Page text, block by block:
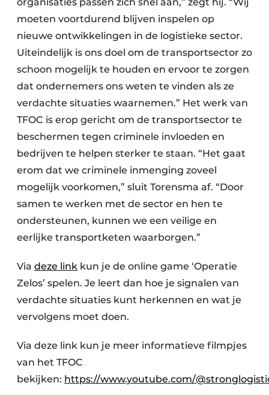
moeten voortdurend blijven inspelen op
nieuwe ontwikkelingen in de logistieke sector.
Uiteindelijk is ons doel om de transportsector zo
schoon mogelijk te houden en ervoor te zorgen
dat ondernemers ons weten te vinden als ze
verdachte situaties waarnemen.” Het werk van
TFOC is erop gericht om de transportsector te
beschermen tegen criminele invloeden en
bedrijven te helpen sterker te staan. “Het gaat
erom dat we criminele inmenging zoveel
mogelijk voorkomen,” sluit Torensma af. “Door
samen te werken met de sector en hen te
ondersteunen, kunnen we een veilige en
eerlijke transportketen waarborgen.”
Via deze link kun je de online game ‘Operatie
Zelos’ spelen. Je leert dan hoe je signalen van
verdachte situaties kunt herkennen en wat je
vervolgens moet doen.
Via deze link kun je meer informatieve filmpjes
van het TFOC
bekijken: https://www.youtube.com/